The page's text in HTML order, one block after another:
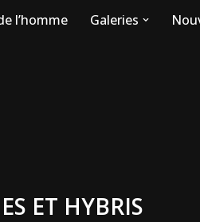
l’homme Galeries
ET HYBRIS